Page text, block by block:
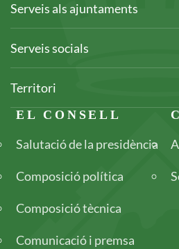
Serveis als ajuntaments
Serveis socials
Territori
Footer
EL CONSELL
Salutació de la presidència
Composició política
Composició tècnica
Comunicació i premsa